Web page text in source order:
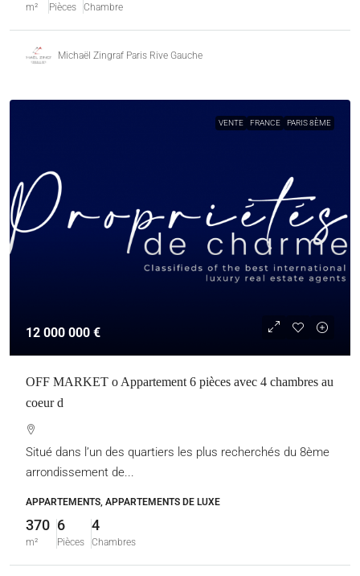
m² Pièces Chambre
Michaël Zingraf Paris Rive Gauche
VENTE FRANCE PARIS 8ÈME
12 000 000 €
OFF MARKET o Appartement 6 pièces avec 4 chambres au
coeur d
Situé dans l’un des quartiers les plus recherchés du 8ème
arrondissement de...
APPARTEMENTS, APPARTEMENTS DE LUXE
370
m²
6
Pièces
4
Chambres